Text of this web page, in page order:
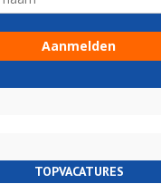
TOPVACATURES